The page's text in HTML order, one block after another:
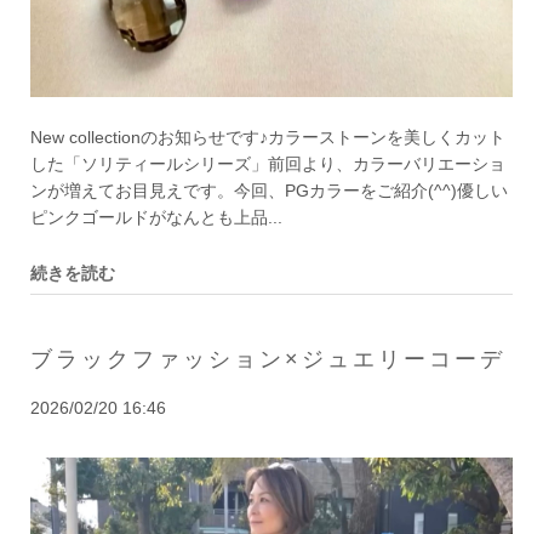
New collectionのお知らせです♪カラーストーンを美しくカット
した「ソリティールシリーズ」前回より、カラーバリエーショ
ンが増えてお目見えです。今回、PGカラーをご紹介(^^)優しい
ピンクゴールドがなんとも上品...
続きを読む
ブラックファッション×ジュエリーコーデ
2026/02/20 16:46